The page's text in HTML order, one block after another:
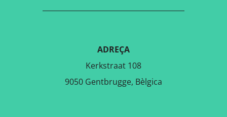
ADREÇA
Kerkstraat 108
9050 Gentbrugge, Bèlgica